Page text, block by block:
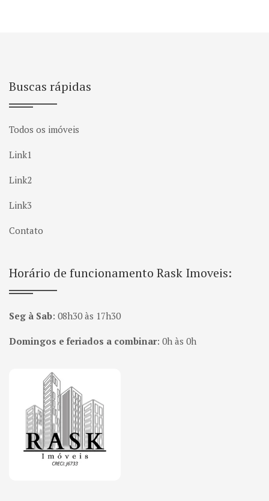
Buscas rápidas
Todos os imóveis
Link1
Link2
Link3
Contato
Horário de funcionamento Rask Imoveis:
Seg à Sab: 08h30 às 17h30
Domingos e feriados a combinar: 0h às 0h
Página inicial